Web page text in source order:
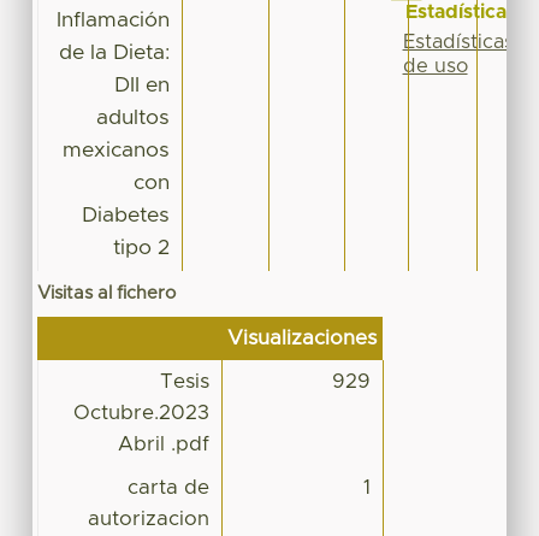
Inflamación
de la Dieta:
DII en
adultos
mexicanos
con
Diabetes
tipo 2
Visitas al fichero
Visualizaciones
Tesis
Octubre.2023
Abril .pdf
929
carta de
autorizacion
1
Estadísticas
Estadísticas
de uso